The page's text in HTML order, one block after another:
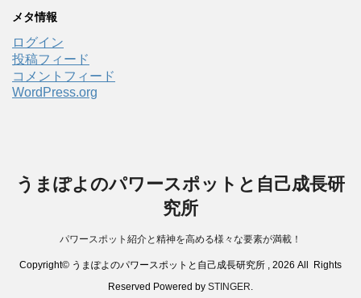
メタ情報
ログイン
投稿フィード
コメントフィード
WordPress.org
うまぽよのパワースポットと自己成長研
究所
パワースポット紹介と精神を高める様々な要素が満載！
Copyright© うまぽよのパワースポットと自己成長研究所 , 2026 All Rights
Reserved Powered by STINGER.